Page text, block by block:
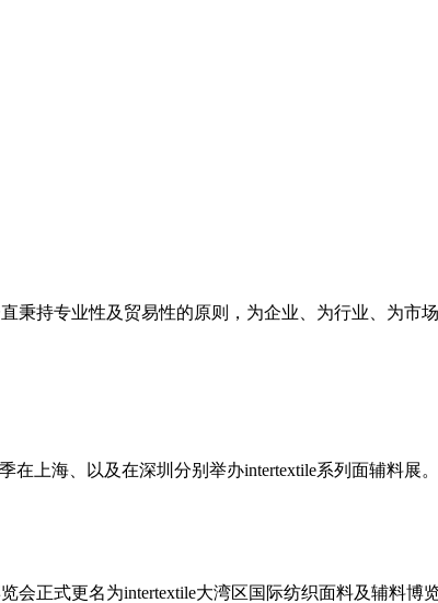
秉持专业性及贸易性的原则，为企业、为行业、为市
在上海、以及在深圳分别 举办intertextile系列面辅料展。
会正式更名为intertextile大湾区国际纺织面料及辅料博